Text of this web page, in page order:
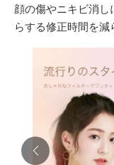
顔の傷やニキビ消
らする修正時間を減